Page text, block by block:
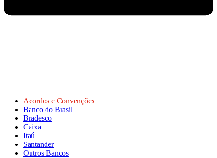
Acordos e Convenções
Banco do Brasil
Bradesco
Caixa
Itaú
Santander
Outros Bancos